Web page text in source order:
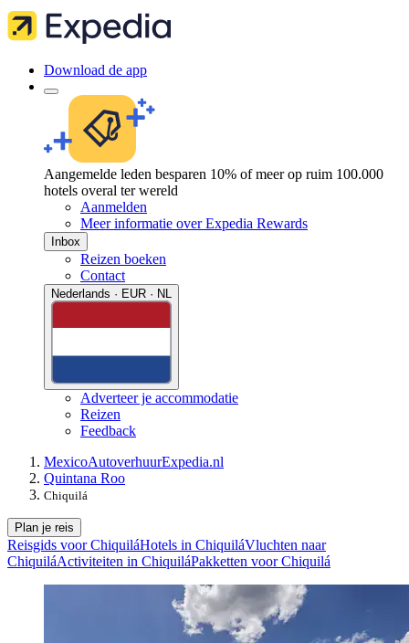
Download de app
Aangemelde leden besparen 10% of meer op ruim 100.000
hotels overal ter wereld
Aanmelden
Meer informatie over Expedia Rewards
Inbox
Reizen boeken
Contact
Nederlands · EUR · NL
Adverteer je accommodatie
Reizen
Feedback
MexicoAutoverhuurExpedia.nl
Quintana Roo
Chiquilá
Plan je reis
Reisgids voor ChiquiláHotels in ChiquiláVluchten naar
ChiquiláActiviteiten in ChiquiláPakketten voor Chiquilá